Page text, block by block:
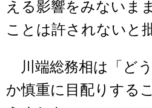
える影響をみないま
ことは許されないと
川端総務相は「ど
か慎重に目配りする